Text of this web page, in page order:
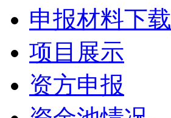
申报材料下载
项目展示
资方申报